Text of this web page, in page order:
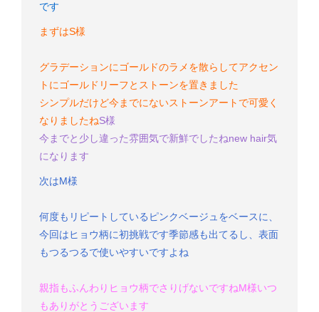
です
まずはS様
グラデーションにゴールドのラメを散らしてアクセン
トにゴールドリーフとストーンを置きました
シンプルだけど今までにないストーンアートで可愛く
なりましたねS様
今までと少し違った雰囲気で新鮮でしたねnew hair気
になります
次はM様
何度もリピートしているピンクベージュをベースに、
今回はヒョウ柄に初挑戦です季節感も出てるし、表面
もつるつるで使いやすいですよね
親指もふんわりヒョウ柄でさりげないですねM様いつ
もありがとうございます